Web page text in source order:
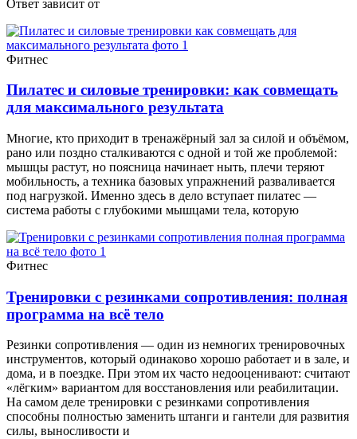
Ответ зависит от
Фитнес
Пилатес и силовые тренировки: как совмещать
для максимального результата
Многие, кто приходит в тренажёрный зал за силой и объёмом,
рано или поздно сталкиваются с одной и той же проблемой:
мышцы растут, но поясница начинает ныть, плечи теряют
мобильность, а техника базовых упражнений разваливается
под нагрузкой. Именно здесь в дело вступает пилатес —
система работы с глубокими мышцами тела, которую
Фитнес
Тренировки с резинками сопротивления: полная
программа на всё тело
Резинки сопротивления — один из немногих тренировочных
инструментов, который одинаково хорошо работает и в зале, и
дома, и в поездке. При этом их часто недооценивают: считают
«лёгким» вариантом для восстановления или реабилитации.
На самом деле тренировки с резинками сопротивления
способны полностью заменить штанги и гантели для развития
силы, выносливости и